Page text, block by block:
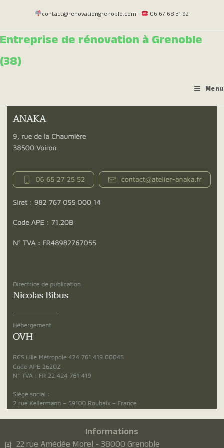
contact@renovationgrenoble.com - 06 67 68 31 92
Entreprise de rénovation à Grenoble
(38)
Menu
Informations